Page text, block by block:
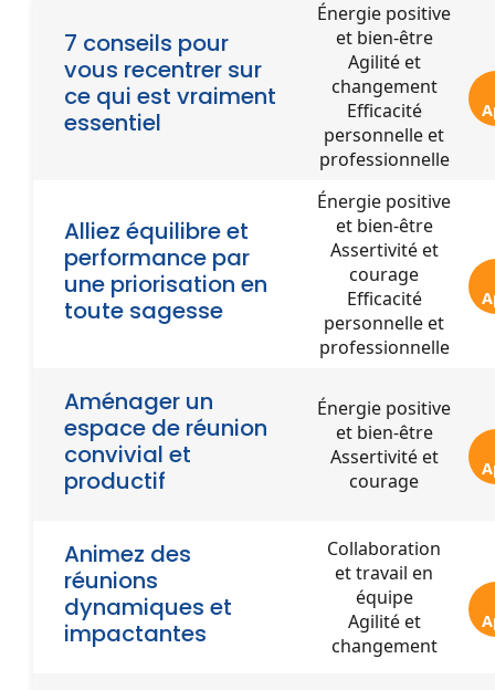
7 conseils pour
vous recentrer sur
ce qui est vraiment
essentiel
Énergie positive
et bien-être
Agilité et
changement
Efficacité
personnelle et
professionnelle
Alliez équilibre et
performance par
une priorisation en
toute sagesse
Énergie positive
et bien-être
Assertivité et
courage
Efficacité
personnelle et
professionnelle
Aménager un
espace de réunion
convivial et
productif
Énergie positive
et bien-être
Assertivité et
courage
Animez des
réunions
dynamiques et
impactantes
Collaboration
et travail en
équipe
Agilité et
changement